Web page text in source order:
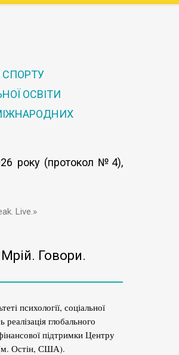
СПОРТУ
ОСВІТИ
року (протокол №4),
Live.»
Мрій. Говори.
психології, соціальної
глобального
підтримки Центру
(м. Остін, США).